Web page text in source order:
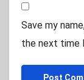
Save my
the next time